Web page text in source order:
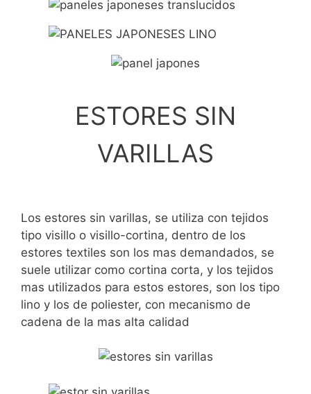
ESTORES SIN
VARILLAS
Los estores sin varillas, se utiliza con tejidos
tipo visillo o visillo-cortina, dentro de los
estores textiles son los mas demandados, se
suele utilizar como cortina corta, y los tejidos
mas utilizados para estos estores, son los tipo
lino y los de poliester, con mecanismo de
cadena de la mas alta calidad